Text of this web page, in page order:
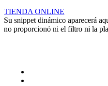
TIENDA ONLINE
Su snippet dinámico aparecerá
no proporcionó ni el filtro ni la